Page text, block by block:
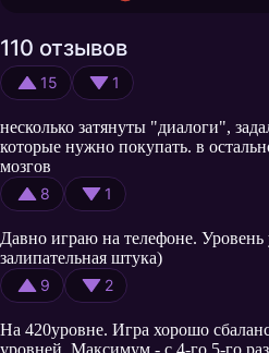
110 отзывов
15 1
несколько затянуты "диалоги",
которые нужно покупать. в
мозгов
8 1
Давно играю на телефоне.
залипательная штука)
9
2
На 420уровне. Игра хорошо
уровней. Максимум - с 4-го 5-го